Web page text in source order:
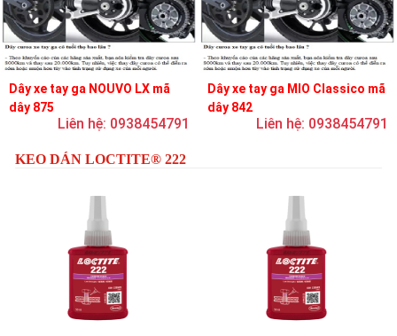
Dây xe tay ga NOUVO LX mã
dây 875
Liên hệ: 0938454791
Dây xe tay ga MIO Classico mã
dây 842
Liên hệ: 0938454791
KEO DÁN LOCTITE® 222